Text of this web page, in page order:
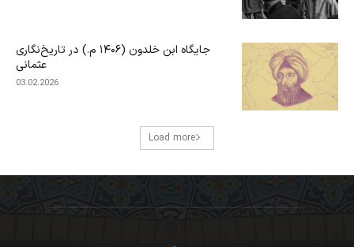
جایگاه ابن‌ خلدون (۱۴۰۶ م.) در تاریخ‌نگاری
عثمانی
03.02.2026
Load more